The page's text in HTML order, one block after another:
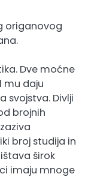
origanovog
Dve moćne
mu daju
svojstva. Divlji
brojnih
broj studija in
širok
imaju mnoge